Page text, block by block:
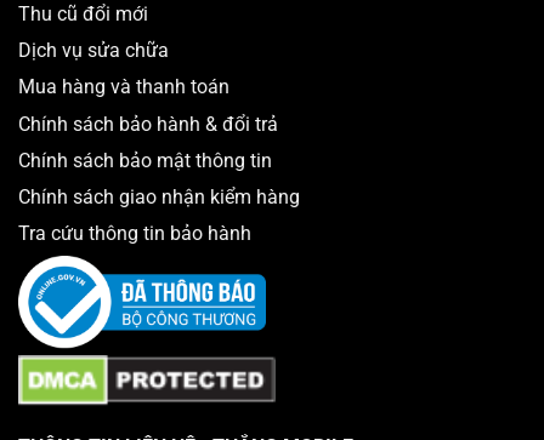
Người dùng thường để iPhone 8 | 8Plus chung với các
vật dụng sắc nhọn gây ma sát khiến kính lưng trên máy
bị nứt, trầy xước nghiêm trọng.
lưng máy.
Viên Pin trên iPhone 8 | 8Plus bị phồng khiến kính lưng
bị kênh lên so với khung máy.
Hãng điện thoại
Lỗi thiết bị
Loại hình sửa chữa
Dịch vụ
Sửa chữa điện thoại
Thu cũ đổi mới
Dịch vụ sửa chữa
Mua hàng và thanh toán
Chính sách bảo hành & đổi trả
Chính sách bảo mật thông tin
Chính sách giao nhận kiểm hàng
Tra cứu thông tin bảo hành